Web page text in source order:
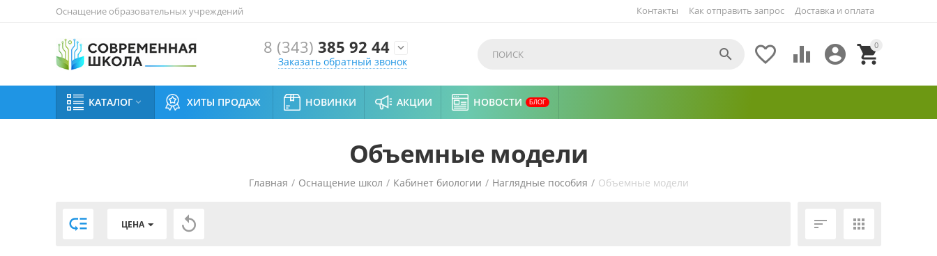
Оснащение образовательных учреждений Как отправить запрос Доставка и оплата
Контакты
8 (343) 385 92 44 
Заказать обратный звонок
0


 

КАТАЛОГ  ХИТЫ ПРОДАЖ НОВИНКИ АКЦИИ НОВОСТИ БЛОГ
Объемные модели
Главная / Оснащение школ / Кабинет биологии / Наглядные пособия / Объемные модели
 ЦЕНА   